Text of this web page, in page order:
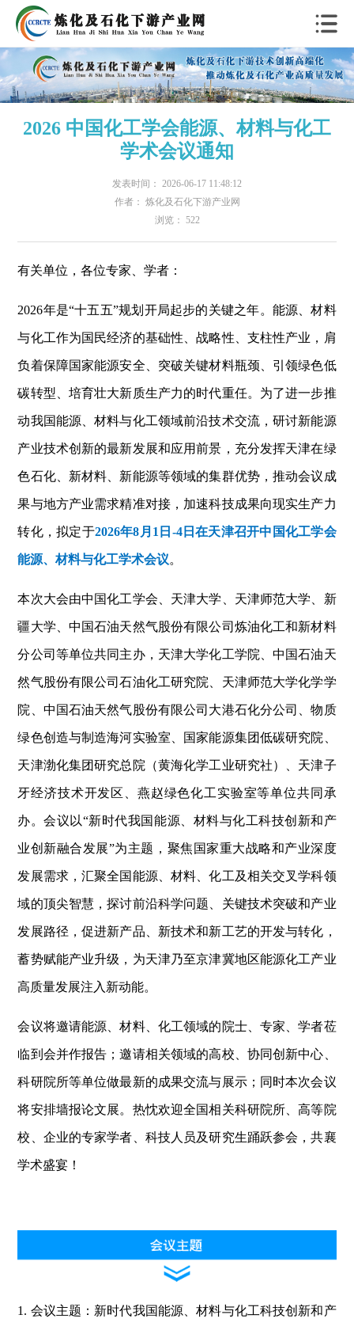
2026 中国化工学会能源、材料与化工
学术会议通知
发表时间： 2026-06-17 11:48:12
作者： 炼化及石化下游产业网
浏览： 522
有关单位，各位专家、学者：
2026年是“十五五”规划开局起步的关键之年。能源、材料
与化工作为国民经济的基础性、战略性、支柱性产业，肩
负着保障国家能源安全、突破关键材料瓶颈、引领绿色低
碳转型、培育壮大新质生产力的时代重任。为了进一步推
动我国能源、材料与化工领域前沿技术交流，研讨新能源
产业技术创新的最新发展和应用前景，充分发挥天津在绿
色石化、新材料、新能源等领域的集群优势，推动会议成
果与地方产业需求精准对接，加速科技成果向现实生产力
转化，拟定于2026年8月1日-4日在天津召开中国化工学会
能源、材料与化工学术会议。
本次大会由中国化工学会、天津大学、天津师范大学、新
疆大学、中国石油天然气股份有限公司炼油化工和新材料
分公司等单位共同主办，天津大学化工学院、中国石油天
然气股份有限公司石油化工研究院、天津师范大学化学学
院、中国石油天然气股份有限公司大港石化分公司、物质
绿色创造与制造海河实验室、国家能源集团低碳研究院、
天津渤化集团研究总院（黄海化学工业研究社）、天津子
牙经济技术开发区、燕赵绿色化工实验室等单位共同承
办。会议以“新时代我国能源、材料与化工科技创新和产
业创新融合发展”为主题，聚焦国家重大战略和产业深度
发展需求，汇聚全国能源、材料、化工及相关交叉学科领
域的顶尖智慧，探讨前沿科学问题、关键技术突破和产业
发展路径，促进新产品、新技术和新工艺的开发与转化，
蓄势赋能产业升级，为天津乃至京津冀地区能源化工产业
高质量发展注入新动能。
会议将邀请能源、材料、化工领域的院士、专家、学者莅
临到会并作报告；邀请相关领域的高校、协同创新中心、
科研院所等单位做最新的成果交流与展示；同时本次会议
将安排墙报论文展。热忱欢迎全国相关科研院所、高等院
校、企业的专家学者、科技人员及研究生踊跃参会，共襄
学术盛宴！
1. 会议主题：新时代我国能源、材料与化工科技创新和产